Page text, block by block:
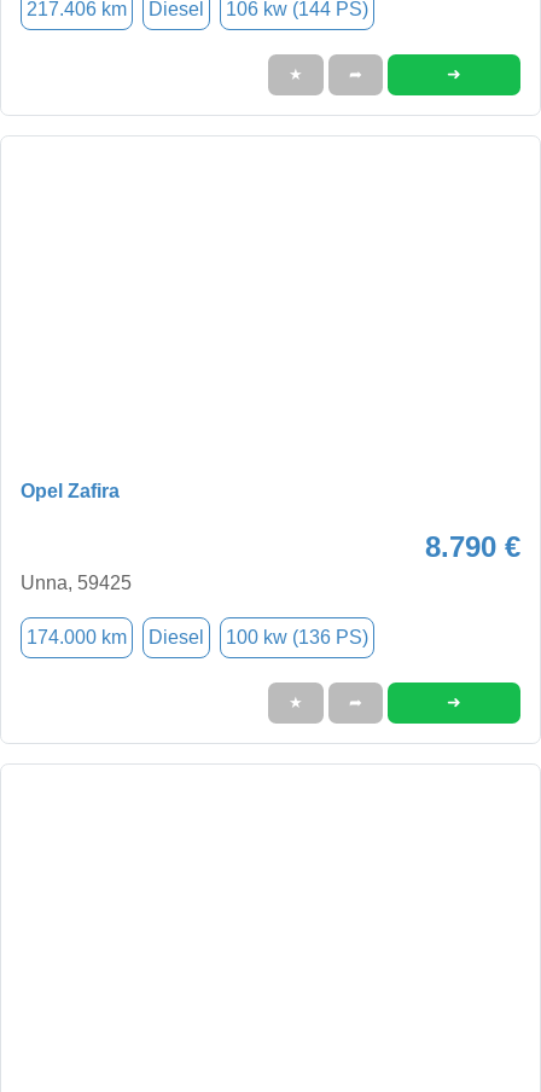
217.406 km Diesel 106 kw (144 PS)
★ ➦ ➜
Opel Zafira
8.790 €
Unna, 59425
174.000 km Diesel 100 kw (136 PS)
★ ➦ ➜